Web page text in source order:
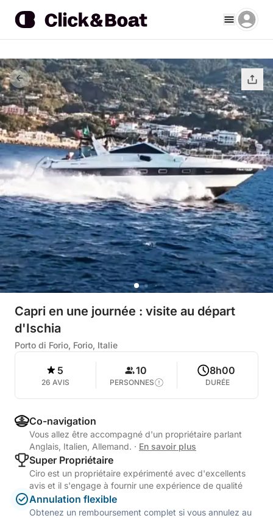
Capri en une journée : visite au départ
d'Ischia
Porto di Forio, Forio, Italie
5
26 AVIS
10
PERSONNES
8h00
DURÉE
Co-navigation
Vous allez être accompagné d'un propriétaire parlant
Anglais, Italien, Allemand. · En savoir plus
Super Propriétaire
Ciro est un propriétaire expérimenté avec d'excellents
avis et il s'engage à fournir une expérience de qualité
Annulation flexible
Obtenez un remboursement complet si vous annulez au